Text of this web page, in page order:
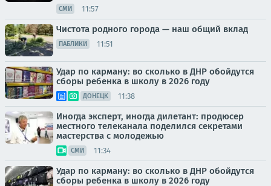
СМИ 11:57
Чистота родного города — наш общий вклад
ПАБЛИКИ 11:51
Удар по карману: во сколько в ДНР обойдутся
сборы ребенка в школу в 2026 году
ДОНЕЦК 11:38
Иногда эксперт, иногда дилетант: продюсер
местного телеканала поделился секретами
мастерства с молодежью
СМИ 11:34
Удар по карману: во сколько в ДНР обойдутся
сборы ребенка в школу в 2026 году